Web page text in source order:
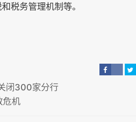
税务管理机制等。
闭300家分行
危机